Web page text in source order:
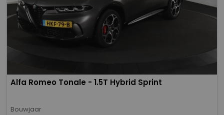
Alfa Romeo Tonale - 1.5T Hybrid Sprint
Bouwjaar